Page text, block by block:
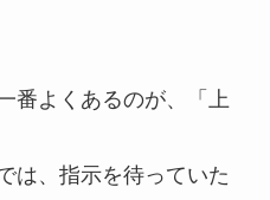
番よくあるのが、「上
は、指示を待っていた